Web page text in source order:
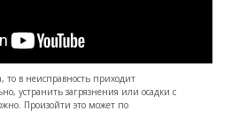
то в неисправность приходит
устранить загрязнения или осадки с
Произойти это может по